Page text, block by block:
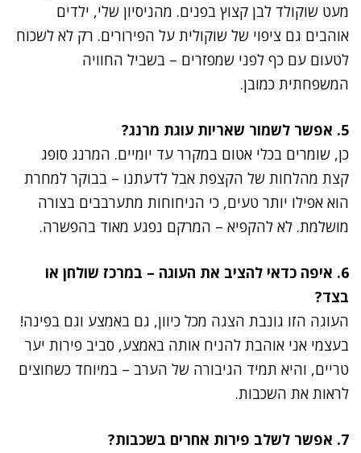
מעט שוקולד לבן קצוץ בפנים. מהניסיון שלי, ילדים
אוהבים גם ציפוי של שוקולית על הפירורים. רק לא לשכוח
לטעום עם כף לפני שמפזרים – בשביל החוויה
המשפחתית כמובן.
5. אפשר לשמור שאריות עוגת מרנג?
כן, שומרים בכלי אטום במקרר עד יומיים. המרנג סופג
קצת מהלחות של הקצפת אבל לדעתנו – בבוקר למחרת
הוא אפילו יותר טעים, כי הניחוחות מתערבבים בצורה
מושלמת. לא להקפיא – המרקם נפגע מאוד בהפשרה.
6. איפה כדאי להציב את העוגה – במרכז שולחן או
בצד?
העוגה הזו גונבת הצגה מכל כיוון, גם באמצע וגם בפינה!
בעצמי אני אוהבת להניח אותה באמצע, סביב פירות יער
טריים, והיא תמיד הגיבורה של הערב – במיוחד כשחוצים
לראות את השכבות.
7. אפשר לשלב פירות אחרים בשכבות?